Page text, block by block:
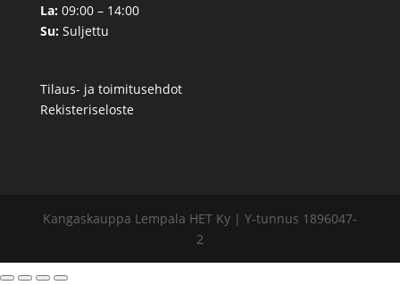
La: 09:00 – 14:00
Su: Suljettu
Tilaus- ja toimitusehdot
Rekisteriseloste
Kangaskauppa Lempala HET Ky | Y-tunnus 1896047-
2